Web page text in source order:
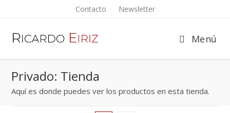
contenido
Contacto Newsletter
Menú
Privado: Tienda
Aquí es donde puedes ver los productos en esta tienda.